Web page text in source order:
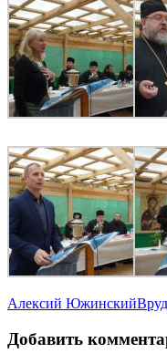
Алексий Южинский
Добавить